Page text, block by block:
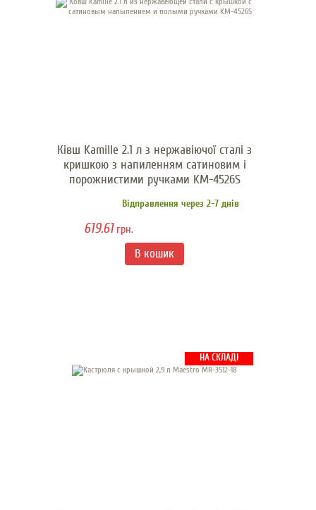
Ківш Kamille 2.1 л з нержавіючої сталі з
кришкою з напиленням сатиновим і
порожнистими ручками KM-4526S
Відправлення через 2-7 днів
619.61грн.
НА СКЛАДІ